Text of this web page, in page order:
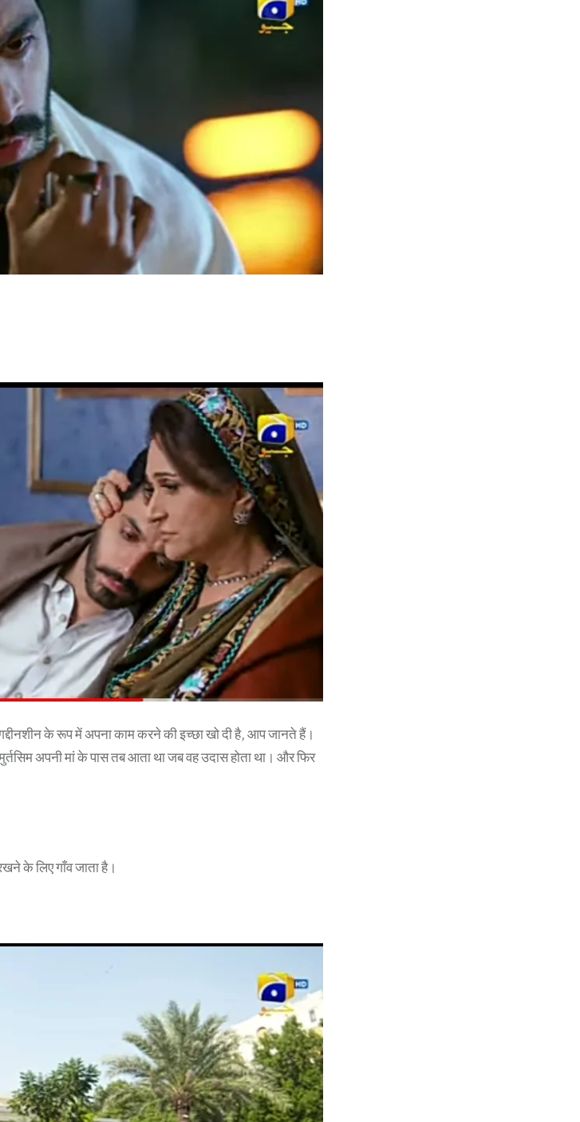
के रूप में अपना काम करने की इच्छा खो दी है, आप जानते हैं।
अपनी मां के पास तब आता था जब वह उदास होता था। और फिर
के लिए गाँव जाता है।